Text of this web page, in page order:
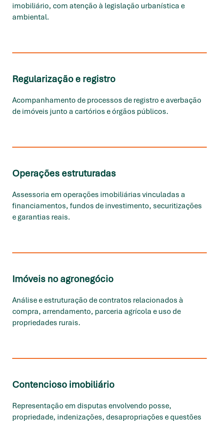
imobiliário, com atenção à legislação urbanística e
ambiental.
Regularização e registro
Acompanhamento de processos de registro e averbação
de imóveis junto a cartórios e órgãos públicos.
Operações estruturadas
Assessoria em operações imobiliárias vinculadas a
financiamentos, fundos de investimento, securitizações
e garantias reais.
Imóveis no agronegócio
Análise e estruturação de contratos relacionados à
compra, arrendamento, parceria agrícola e uso de
propriedades rurais.
Contencioso imobiliário
Representação em disputas envolvendo posse,
propriedade, indenizações, desapropriações e questões